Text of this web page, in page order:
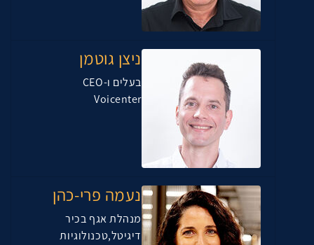
ניצן גוטמן
בעלים ו-CEO
Voicenter
נעמה פרי-כהן
מנהלת אגף בכיר
דיגיטל,טכנולוגיות